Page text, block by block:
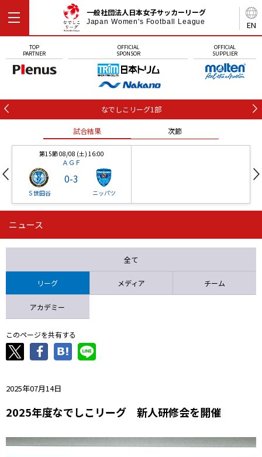
EN
一般社団法人日本女子サッカーリーグ
Japan Women's Football League
TOP
PARTNER
OFFICIAL
SPONSOR
OFFICIAL
SUPPLIER
なでしこリーグ1部
試合結果 次節
第15節 08/08 (土) 16:00
ＡＧＦ
Ｓ世田谷
0-3
ニッパツ
第16節 09/05 (土) 15:00
ニッパツ 石人の星
ニュース
全て
リーグ メディア チーム
アカデミー
このページを共有する
2025年07月14日
2025年度なでしこリーグ 新人研修会を開催